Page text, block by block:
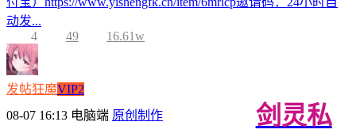
动发...
4
49 16.61w
发帖狂魔VIP2
08-07 16:13 电脑端 原创制作
剑灵私